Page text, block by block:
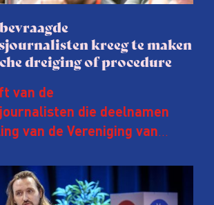
kreeg te maken
dreiging of procedure
van de
die deelnamen
van de Vereniging van
jaar te maken met
of een juridische